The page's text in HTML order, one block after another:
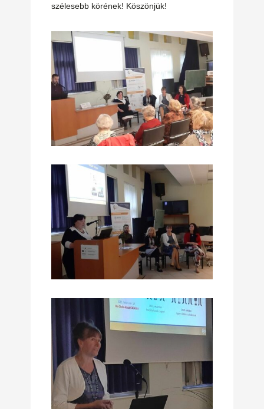
szélesebb körének! Köszönjük!